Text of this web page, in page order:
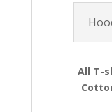
All T-